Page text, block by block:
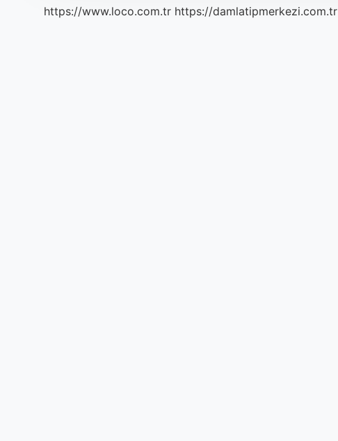
https://www.loco.com.tr https://damlatipmerkezi.com.tr